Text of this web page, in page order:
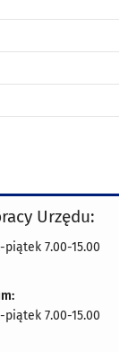
Urzędu:
piątek 7.00-15.00
piątek 7.00-15.00